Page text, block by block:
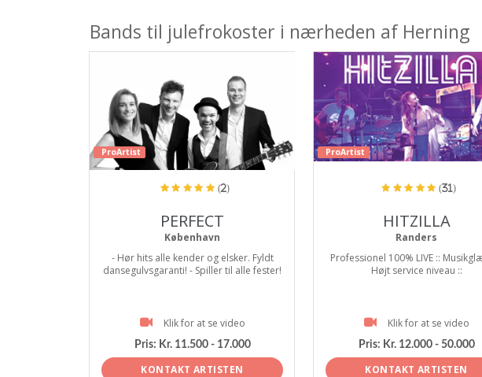
Bands til julefrokoster i nærheden af Herning
ProArtist
(2)
PERFECT
København
- Hør hits alle kender og elsker. Fyldt
dansegulvsgaranti! - Spiller til alle fester!
Klik for at se video
Pris: Kr. 11.500 - 17.000
KONTAKT ARTISTEN
ProArtist
(31)
HITZILLA
Randers
Professionel 100% LIVE ::
Højt service niveau ::
Klik for at se video
Pris: Kr. 12.000 - 50.000
KONTAKT ARTISTEN